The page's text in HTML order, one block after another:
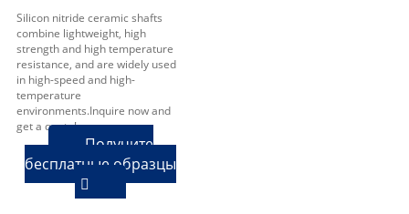
Silicon nitride ceramic shafts
combine lightweight, high
strength and high temperature
resistance, and are widely used
in high-speed and high-
temperature
environments.Inquire now and
get a quote!
Получите
бесплатные образцы
